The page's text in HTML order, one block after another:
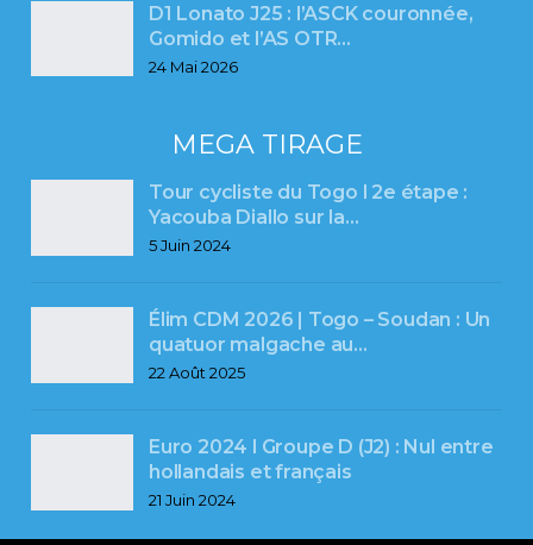
D1 Lonato J25 : l’ASCK couronnée,
Gomido et l’AS OTR…
24 Mai 2026
MEGA TIRAGE
Tour cycliste du Togo l 2e étape :
Yacouba Diallo sur la…
5 Juin 2024
Élim CDM 2026 | Togo – Soudan : Un
quatuor malgache au…
22 Août 2025
Euro 2024 l Groupe D (J2) : Nul entre
hollandais et français
21 Juin 2024